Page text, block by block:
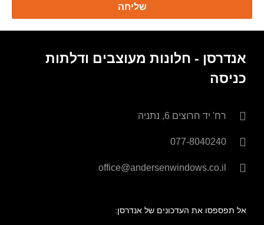
שליחה
אנדרסן - חלונות מעוצבים ודלתות
כניסה
רח' יד חרוצים 6, נתניה
077-8040240
office@andersenwindows.co.il
אל תפספסו את העדכונים של אנדרסן: